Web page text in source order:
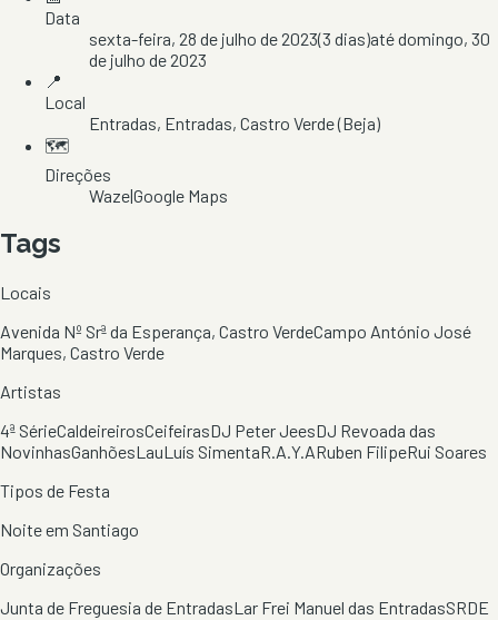
Data
sexta-feira, 28 de julho de 2023(3 dias)atédomingo, 30
de julho de 2023
📍
Local
Entradas, Entradas, Castro Verde(Beja)
🗺️
Direções
Waze|Google Maps
Tags
Locais
Avenida Nº Srª da Esperança, Castro VerdeCampo António José
Marques, Castro Verde
Artistas
4ª SérieCaldeireirosCeifeirasDJ Peter JeesDJ Revoada das
NovinhasGanhõesLauLuís SimentaR.A.Y.ARuben FilipeRui Soares
Tipos de Festa
Noite em Santiago
Organizações
Junta de Freguesia de EntradasLar Frei Manuel das EntradasSRDE